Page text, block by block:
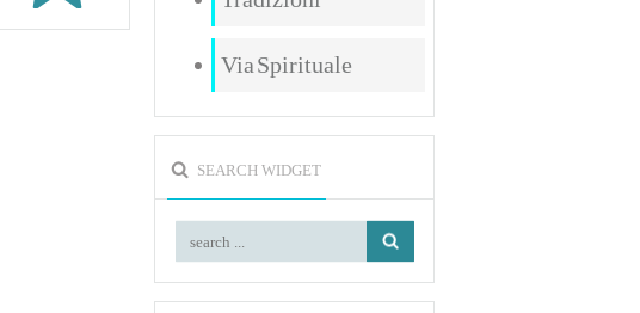
Via Spirituale
SEARCH WIDGET